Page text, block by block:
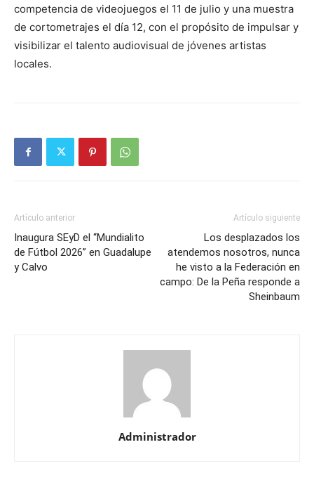
competencia de videojuegos el 11 de julio y una muestra
de cortometrajes el día 12, con el propósito de impulsar y
visibilizar el talento audiovisual de jóvenes artistas
locales.
Artículo anterior
Inaugura SEyD el “Mundialito
de Fútbol 2026” en Guadalupe
y Calvo
Artículo siguiente
Los desplazados los
atendemos nosotros, nunca
he visto a la Federación en
campo: De la Peña responde a
Sheinbaum
Administrador